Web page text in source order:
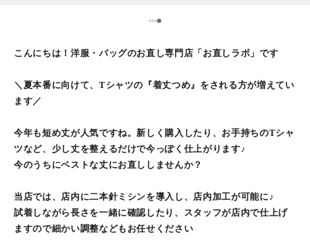
123
こんにちは！洋服・バッグのお直し専門店「お直しラボ」です
＼夏本番に向けて、Tシャツの『着丈つめ』をされる方が増えてい
ます／
今年も短め丈が人気ですね。新しく購入したり、お手持ちのTシャ
ツなど、少し丈を整えるだけで今っぽく仕上がります♪
今のうちにベストな丈にお直ししませんか？
当店では、店内に二本針ミシンを導入し、店内加工が可能に♪
試着しながら長さを一緒に確認したり、スタッフが店内で仕上げ
ますので細かい調整などもお任せください